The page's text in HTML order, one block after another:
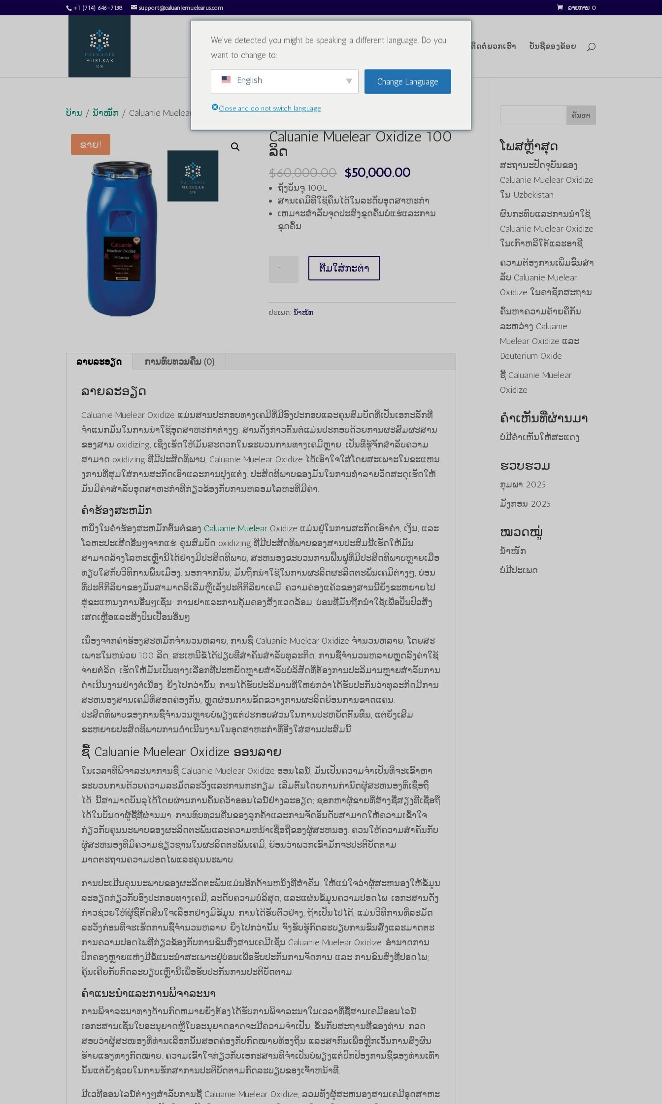
+1 (714) 646-7138 support@caluaniemuelearus.com ລາຍການ 0
ກ່ຽວກັບພວກເຮົາ ລາຍການ ບລັອກ ຕິດຕໍ່ພວກເຮົາ ບັນຊີຂອງຂ້ອຍ
ບ້ານ /ນ້ຳໜັກ / Caluanie Muelear Oxidize 100 ລິດ
ຂາຍ!
Caluanie Muelear Oxidize 100
ລິດ
$60,000.00 ລາຄາ
ແມ່ນ:
$60,000.00.
$50,000.00
$50,000.00.
ຖັງບັນຈຸ 100L
ສານເຄມີທີ່ໃຊ້ຄືນໄດ້ໃນລະດັບອຸດສາຫະກໍາ
ເຫມາະສໍາລັບຈຸດປະສົງຂຸດຄົ້ນບໍ່ແຮ່ແລະການ
ຂຸດຄົ້ນ.
Oxidize
ຕື່ມໃສ່ກະຕ່າ
ປະເພດ:ນ້ຳໜັກ
ລາຍລະອຽດ ການທົບທວນຄືນ (0)
ລາຍລະອຽດ
Caluanie Muelear Oxidize ແມ່ນສານປະກອບທາງເຄມີທີ່ມີອົງປະກອບແລະຄຸນສົມບັດທີ່ເປັນເອກະລັກທີ່
ຈໍາແນກມັນໃນການນໍາໃຊ້ອຸດສາຫະກໍາຕ່າງໆ. ສານດັ່ງກ່າວຕົ້ນຕໍແມ່ນປະກອບດ້ວຍການຜະສົມຜະສານ
ຂອງສານ oxidizing, ເຊິ່ງເຮັດໃຫ້ມັນສະດວກໃນຂະບວນການທາງເຄມີຫຼາຍ. ເປັນທີ່ຮູ້ຈັກສໍາລັບຄວາມ
ສາມາດ oxidizing ທີ່ມີປະສິດທິພາບ, Caluanie Muelear Oxidize ໄດ້ເອົາໃຈໃສ່ໂດຍສະເພາະໃນຂະແຫນ
ງການທີ່ສຸມໃສ່ການສະກັດເອົາແລະການປຸງແຕ່ງ. ປະສິດທິພາບຂອງມັນໃນການທໍາລາຍວັດສະດຸເຮັດໃຫ້
ມັນມີຄ່າສໍາລັບອຸດສາຫະກໍາທີ່ກ່ຽວຂ້ອງກັບການຫລອມໂລຫະທີ່ມີຄ່າ.
ຄໍາຮ້ອງສະຫມັກ
ຫນຶ່ງໃນຄໍາຮ້ອງສະຫມັກຕົ້ນຕໍຂອງCaluanie Muelear Oxidize ແມ່ນຢູ່ໃນການສະກັດເອົາຄໍາ, ເງິນ, ແລະ
ໂລຫະປະເສີດອື່ນໆຈາກແຮ່. ຄຸນສົມບັດ oxidizing ທີ່ມີປະສິດທິພາບຂອງສານປະສົມນີ້ເຮັດໃຫ້ມັນ
ສາມາດລ້າງໂລຫະເຫຼົ່ານີ້ໄດ້ຢ່າງມີປະສິດທິພາບ, ສະຫນອງຂະບວນການຟື້ນຟູທີ່ມີປະສິດທິພາບຫຼາຍເມື່ອ
ທຽບໃສ່ກັບວິທີການພື້ນເມືອງ. ນອກຈາກນັ້ນ, ມັນຖືກນໍາໃຊ້ໃນການຜະລິດຜະລິດຕະພັນເຄມີຕ່າງໆ, ບ່ອນ
ທີ່ປະຕິກິລິຍາຂອງມັນສາມາດລິເລີ່ມຫຼືເລັ່ງປະຕິກິລິຍາເຄມີ. ຄວາມຄ່ອງແຄ້ວຂອງສານນີ້ຍັງຂະຫຍາຍໄປ
ສູ່ຂະແຫນງການອື່ນໆເຊັ່ນ: ການຢາແລະການຄຸ້ມຄອງສິ່ງແວດລ້ອມ, ບ່ອນທີ່ມັນຖືກນໍາໃຊ້ເພື່ອປິ່ນປົວສິ່ງ
ເສດເຫຼືອແລະສິ່ງປົນເປື້ອນອື່ນໆ.
ເນື່ອງຈາກຄໍາຮ້ອງສະຫມັກຈໍານວນຫລາຍ, ການຊື້ Caluanie Muelear Oxidize ຈໍານວນຫລາຍ, ໂດຍສະ
ເພາະໃນຫນ່ວຍ 100 ລິດ, ສະເຫນີຂໍ້ໄດ້ປຽບທີ່ສໍາຄັນສໍາລັບທຸລະກິດ. ການຊື້ຈໍານວນຫລາຍຫຼຸດລົງຄ່າໃຊ້
ຈ່າຍຕໍ່ລິດ, ເຮັດໃຫ້ມັນເປັນທາງເລືອກທີ່ປະຫຍັດຫຼາຍສໍາລັບບໍລິສັດທີ່ຕ້ອງການປະລິມານຫຼາຍສໍາລັບການ
ດໍາເນີນງານຢ່າງຕໍ່ເນື່ອງ. ຍິ່ງໄປກວ່ານັ້ນ, ການໄດ້ຮັບປະລິມານທີ່ໃຫຍ່ກວ່າໄດ້ຮັບປະກັນວ່າທຸລະກິດມີການ
ສະຫນອງສານເຄມີທີ່ສອດຄ່ອງກັນ, ຫຼຸດຜ່ອນການຂັດຂວາງການຜະລິດຍ້ອນການຂາດແຄນ.
ປະສິດທິພາບຂອງການຊື້ຈໍານວນຫຼາຍບໍ່ພຽງແຕ່ປະກອບສ່ວນໃນການປະຫຍັດຕົ້ນທຶນ, ແຕ່ຍັງເສີມ
ຂະຫຍາຍປະສິດທິພາບການດໍາເນີນງານໃນອຸດສາຫະກໍາທີ່ອີງໃສ່ສານປະສົມນີ້.
ຊື້ Caluanie Muelear Oxidize ອອນລາຍ
ໃນເວລາທີ່ພິຈາລະນາການຊື້ Caluanie Muelear Oxidize ອອນໄລນ໌, ມັນເປັນຄວາມຈໍາເປັນທີ່ຈະເຂົ້າຫາ
ຂະບວນການດ້ວຍຄວາມລະມັດລະວັງແລະການກະກຽມ. ເລີ່ມຕົ້ນໂດຍການກໍານົດຜູ້ສະຫນອງທີ່ເຊື່ອຖື
ໄດ້. ນີ້ສາມາດບັນລຸໄດ້ໂດຍຜ່ານການຄົ້ນຄວ້າອອນໄລນ໌ຢ່າງລະອຽດ; ຊອກຫາຜູ້ຂາຍທີ່ສ້າງຊື່ສຽງທີ່ເຊື່ອຖື
ໄດ້ໃນບັນດາຜູ້ຊື້ທີ່ຜ່ານມາ. ການທົບທວນຄືນຂອງລູກຄ້າແລະການຈັດອັນດັບສາມາດໃຫ້ຄວາມເຂົ້າໃຈ
ກ່ຽວກັບຄຸນນະພາບຂອງຜະລິດຕະພັນແລະຄວາມຫນ້າເຊື່ອຖືຂອງຜູ້ສະຫນອງ. ຄວນໃຫ້ຄວາມສໍາຄັນກັບ
ຜູ້ສະຫນອງທີ່ມີຄວາມຊ່ຽວຊານໃນຜະລິດຕະພັນເຄມີ, ຍ້ອນວ່າພວກເຂົາມັກຈະປະຕິບັດຕາມ
ມາດຕະຖານຄວາມປອດໄພແລະຄຸນນະພາບ.
ການປະເມີນຄຸນນະພາບຂອງຜະລິດຕະພັນແມ່ນອີກດ້ານຫນຶ່ງທີ່ສໍາຄັນ. ໃຫ້ແນ່ໃຈວ່າຜູ້ສະຫນອງໃຫ້ຂໍ້ມູນ
ລະອຽດກ່ຽວກັບອົງປະກອບທາງເຄມີ, ລະດັບຄວາມບໍລິສຸດ, ແລະແຜ່ນຂໍ້ມູນຄວາມປອດໄພ. ເອກະສານດັ່ງ
ກ່າວຊ່ວຍໃຫ້ຜູ້ຊື້ຕັດສິນໃຈເລືອກຢ່າງມີຂໍ້ມູນ. ການໄດ້ຮັບຕົວຢ່າງ, ຖ້າເປັນໄປໄດ້, ແມ່ນວິທີການທີ່ລະມັດ
ລະວັງກ່ອນທີ່ຈະເຮັດການຊື້ຈໍານວນຫລາຍ. ຍິ່ງໄປກວ່ານັ້ນ, ຈົ່ງຮັບຮູ້ກົດລະບຽບການຂົນສົ່ງແລະມາດຕະ
ການຄວາມປອດໄພທີ່ກ່ຽວຂ້ອງກັບການຂົນສົ່ງສານເຄມີເຊັ່ນ Caluanie Muelear Oxidize. ອຳນາດການ
ປົກຄອງຫຼາຍແຫ່ງມີຂໍ້ແນະນຳສະເພາະຢູ່ບ່ອນເພື່ອຮັບປະກັນການຈັດການ ແລະ ການຂົນສົ່ງທີ່ປອດໄພ;
ຄຸ້ນເຄີຍກັບກົດລະບຽບເຫຼົ່ານີ້ເພື່ອຮັບປະກັນການປະຕິບັດຕາມ.
ຄໍາແນະນໍາແລະການພິຈາລະນາ
ການພິຈາລະນາທາງດ້ານກົດຫມາຍຍັງຕ້ອງໄດ້ຮັບການພິຈາລະນາໃນເວລາທີ່ຊື້ສານເຄມີອອນໄລນ໌.
ເອກະສານເຊັ່ນໃບອະນຸຍາດຫຼືໃບອະນຸຍາດອາດຈະມີຄວາມຈໍາເປັນ, ຂຶ້ນກັບສະຖານທີ່ຂອງທ່ານ. ກວດ​
ສອບ​ວ່າ​ຜູ້​ສະ​ໜອງ​ທີ່​ທ່ານ​ເລືອກ​ນັ້ນ​ສອດ​ຄ່ອງ​ກັບ​ກົດ​ໝາຍ​ທ້ອງ​ຖິ່ນ ແລະ​ສາ​ກົນ​ເພື່ອ​ຫຼີກ​ເວັ້ນ​ການ​ສົ່ງ​ຜົນ​
ຮ້າຍ​ແຮງ​ທາງ​ກົດ​ໝາຍ. ຄວາມເຂົ້າໃຈກ່ຽວກັບເອກະສານທີ່ຈໍາເປັນບໍ່ພຽງແຕ່ປົກປ້ອງການຊື້ຂອງທ່ານເທົ່າ
ນັ້ນແຕ່ຍັງຊ່ວຍໃນການຮັກສາການປະຕິບັດຕາມກົດລະບຽບຂອງເຈົ້າຫນ້າທີ່.
ມີເວທີອອນໄລນ໌ຕ່າງໆສໍາລັບການຊື້ Caluanie Muelear Oxidize, ລວມທັງຜູ້ສະຫນອງສານເຄມີອຸດສາຫະ
ຄົ້ນຫາ
ໂພສຫຼ້າສຸດ
ສະຖານະປັດຈຸບັນຂອງ
Caluanie Muelear Oxidize
ໃນ Uzbekistan
ຜົນກະທົບແລະການນໍາໃຊ້
Caluanie Muelear Oxidize
ໃນເກົາຫລີໃຕ້ແລະອາຊີ
ຄວາມຕ້ອງການເພີ່ມຂຶ້ນສໍາ
ລັບ Caluanie Muelear
Oxidize ໃນຄາຊັກສະຖານ
ຄົ້ນຫາຄວາມຄ້າຍຄືກັນ
ລະຫວ່າງ Caluanie
Muelear Oxidize ແລະ
Deuterium Oxide
ຊື້ Caluanie Muelear
Oxidize
ຄຳເຫັນທີ່ຜ່ານມາ
ບໍ່ມີຄຳເຫັນໃຫ້ສະແດງ.
ຮວບຮວມ
ກຸມພາ 2025
ມັງກອນ 2025
ໝວດໝູ່
ນ້ຳໜັກ
ບໍ່ມີປະເພດ
We've detected you might be speaking a different language. Do you
want to change to:
English Change Language
Close and do not switch language